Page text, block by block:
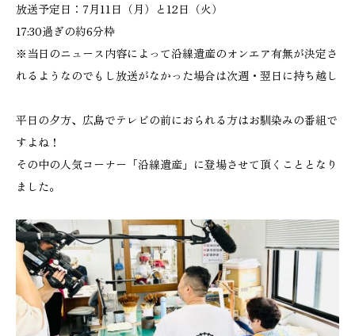
放送予定日：7月11日（月）と12日（火）
17:30過ぎの約6分枠
※当日のニュース内容によって沿線遺産のオンエア有無が決定さ
れるようなのでもし放送がなかった場合は次週・翌日に持ち越し
平日の夕方、広島でテレビの前におられる方はお馴染みの番組で
すよね！
その中の人気コーナー「沿線遺産」に登場させて頂くこととなり
ました。